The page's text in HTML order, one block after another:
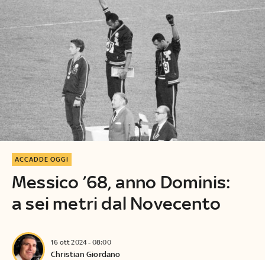
Messico ’68, anno Dominis:
a sei metri dal Novecento
ACCADDE OGGI
16 ott 2024 - 08:00
Christian Giordano